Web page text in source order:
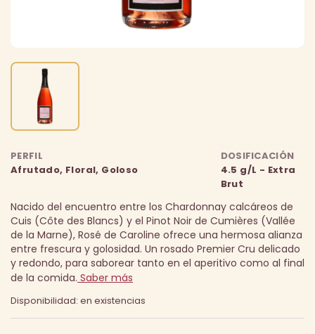
PERFIL
Afrutado, Floral, Goloso
DOSIFICACIÓN
4.5 g/L - Extra
Brut
Nacido del encuentro entre los Chardonnay calcáreos de
Cuis (Côte des Blancs) y el Pinot Noir de Cumières (Vallée
de la Marne), Rosé de Caroline ofrece una hermosa alianza
entre frescura y golosidad. Un rosado Premier Cru delicado
y redondo, para saborear tanto en el aperitivo como al final
de la comida. Saber más
Disponibilidad: en existencias